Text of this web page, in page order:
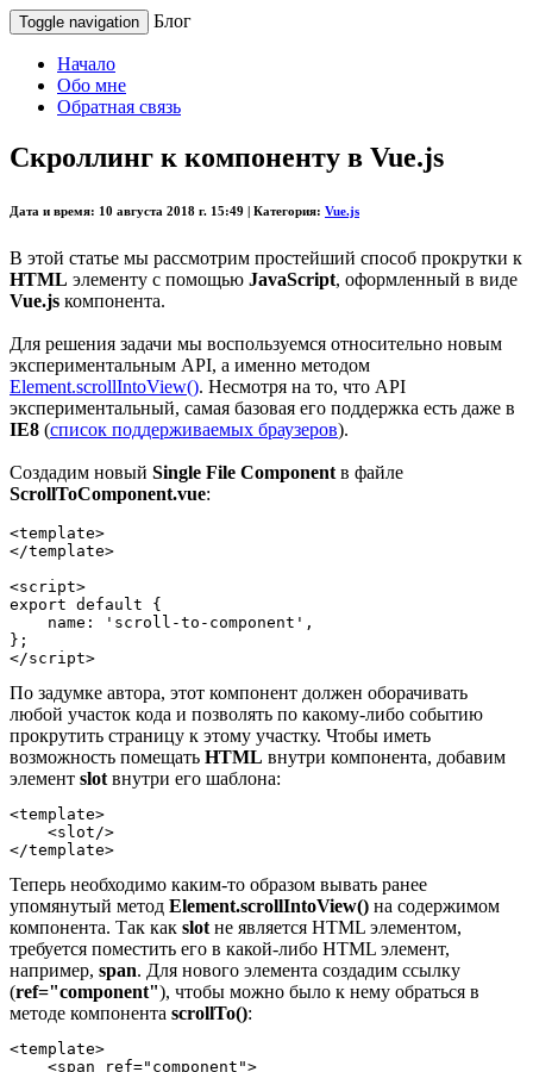
Toggle navigation Блог
Начало
Обо мне
Обратная связь
Скроллинг к компоненту в Vue.js
Дата и время: 10 августа 2018 г. 15:49 | Категория: Vue.js
В этой статье мы рассмотрим простейший способ прокрутки к
HTML элементу с помощью JavaScript, оформленный в виде
Vue.js компонента.
Для решения задачи мы воспользуемся относительно новым
экспериментальным API, а именно методом
Element.scrollIntoView(). Несмотря на то, что API
экспериментальный, самая базовая его поддержка есть даже в
IE8 (список поддерживаемых браузеров).
Создадим новый Single File Component в файле
ScrollToComponent.vue:
<template>
</template>
<script>
export default {
    name: 'scroll-to-component',
};
По задумке автора, этот компонент должен оборачивать
любой участок кода и позволять по какому-либо событию
прокрутить страницу к этому участку. Чтобы иметь
возможность помещать HTML внутри компонента, добавим
элемент slot внутри его шаблона:
<template>
    <slot/>
Теперь необходимо каким-то образом вывать ранее
упомянутый метод Element.scrollIntoView() на содержимом
компонента. Так как slot не является HTML элементом,
требуется поместить его в какой-либо HTML элемент,
например, span. Для нового элемента создадим ссылку
(ref="component"), чтобы можно было к нему обраться в
методе компонента scrollTo():
<template>
    <span ref="component">